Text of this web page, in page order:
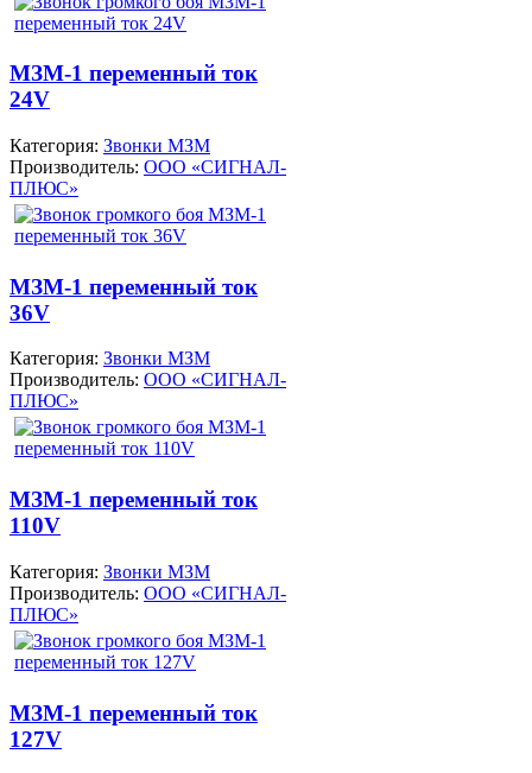
МЗМ-1 переменный ток
24V
Категория: Звонки МЗМ
Производитель: ООО «СИГНАЛ-
ПЛЮС»
МЗМ-1 переменный ток
36V
Категория: Звонки МЗМ
Производитель: ООО «СИГНАЛ-
ПЛЮС»
МЗМ-1 переменный ток
110V
Категория: Звонки МЗМ
Производитель: ООО «СИГНАЛ-
ПЛЮС»
МЗМ-1 переменный ток
127V